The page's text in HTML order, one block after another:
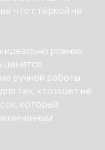
что стёркой не
идеально ровных
ценятся
ручной работы.
тех, кто ищет не
который